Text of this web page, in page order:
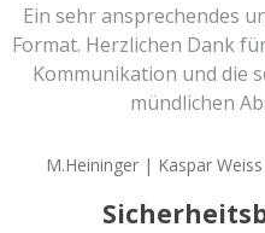
Ein sehr ansprechendes
Format. Herzlichen Dank
Kommunikation und die
mündlichen
M.Heininger | Kaspar